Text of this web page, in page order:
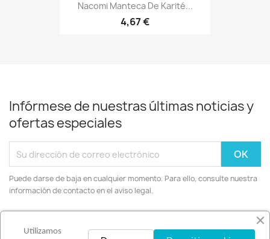
Nacomi Manteca De Karité...
4,67 €
Infórmese de nuestras últimas noticias y
ofertas especiales
Puede darse de baja en cualquier momento. Para ello, consulte nuestra
información de contacto en el aviso legal.
Utilizamos